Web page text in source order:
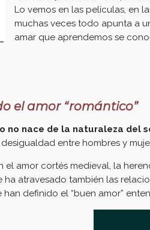
Lo vemos en las películas, en
muchas veces todo apunta a
amar que aprendemos se
el amor “romántico”
no nace de la naturaleza del
entre hombres y
el amor cortés medieval, la
atravesado también las
han definido el “buen amor”